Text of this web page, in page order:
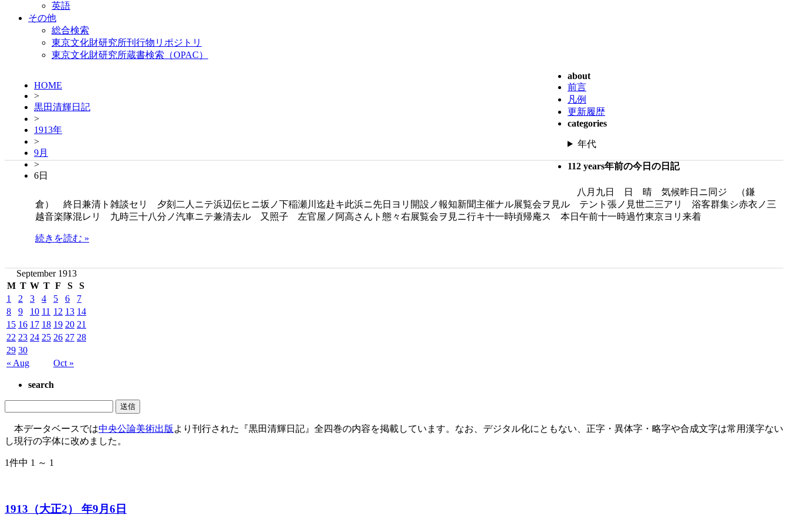
英語
その他
総合検索
東京文化財研究所刊行物リポジトリ
東京文化財研究所蔵書検索（OPAC）
HOME
>
黒田清輝日記
>
1913年
>
9月
>
6日
about
前言
凡例
更新履歴
categories
年代
112 years年前の今日の日記
八月九日 日 晴 気候昨日ニ同ジ （鎌
倉） 終日兼清ト雑談セリ 夕刻二人ニテ浜辺伝ヒニ坂ノ下稲瀬川迄赴キ此浜ニ先日ヨリ開設ノ報知新聞主催ナル展覧会ヲ見ル テント張ノ見世二三アリ 浴客群集シ赤衣ノ三
越音楽隊混レリ 九時三十八分ノ汽車ニテ兼清去ル 又照子 左官屋ノ阿高さんト態々右展覧会ヲ見ニ行キ十一時頃帰庵ス 本日午前十一時過竹東京ヨリ来着
続きを読む »
September 1913
M T W T F S S
« Aug Oct »
1 2 3 4 5 6
7
8
9 10 11 12 13 14
15 16 17 18 19 20 21
22 23 24 25 26 27 28
29 30
search
本データベースでは中央公論美術出版 より刊行された『黒田清輝日記』全四巻の内容を掲載しています。なお、デジタル化にともない、正字・異体字・略字や合成文字は常用漢字ない
し現行の字体に改めました。
1件中 1 ～ 1
1913（大正2） 年9月6日